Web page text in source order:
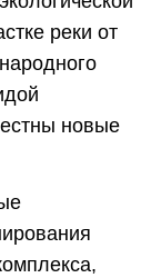
реки от
новые